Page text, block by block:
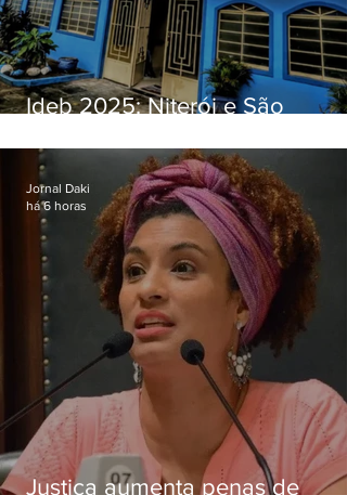
Ideb 2025: Niterói e São
distintos no ensino médio; veja
Justiça aumenta penas de
Jornal Daki
há 6 horas